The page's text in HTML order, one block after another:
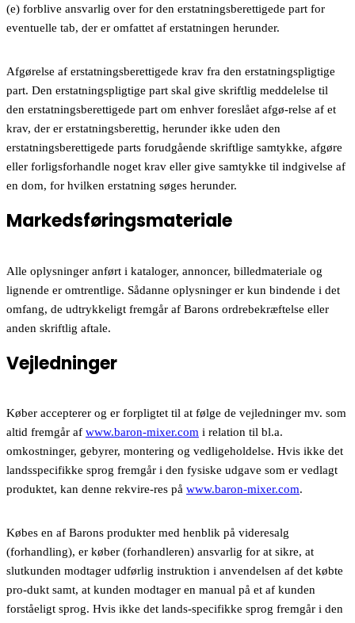
(e) forblive ansvarlig over for den erstatningsberettigede part for
eventuelle tab, der er omfattet af erstatningen herunder.
Afgørelse af erstatningsberettigede krav fra den erstatningspligtige
part. Den erstatningspligtige part skal give skriftlig meddelelse til
den erstatningsberettigede part om enhver foreslået afgø-relse af et
krav, der er erstatningsberettig, herunder ikke uden den
erstatningsberettigede parts forudgående skriftlige samtykke, afgøre
eller forligsforhandle noget krav eller give samtykke til indgivelse af
en dom, for hvilken erstatning søges herunder.
Markedsføringsmateriale
Alle oplysninger anført i kataloger, annoncer, billedmateriale og
lignende er omtrentlige. Sådanne oplysninger er kun bindende i det
omfang, de udtrykkeligt fremgår af Barons ordrebekræftelse eller
anden skriftlig aftale.
Vejledninger
Køber accepterer og er forpligtet til at følge de vejledninger mv. som
altid fremgår af www.baron-mixer.com i relation til bl.a.
omkostninger, gebyrer, montering og vedligeholdelse. Hvis ikke det
landsspecifikke sprog fremgår i den fysiske udgave som er vedlagt
produktet, kan denne rekvire-res på www.baron-mixer.com.
Købes en af Barons produkter med henblik på videresalg
(forhandling), er køber (forhandleren) ansvarlig for at sikre, at
slutkunden modtager udførlig instruktion i anvendelsen af det købte
pro-dukt samt, at kunden modtager en manual på et af kunden
forståeligt sprog. Hvis ikke det lands-specifikke sprog fremgår i den